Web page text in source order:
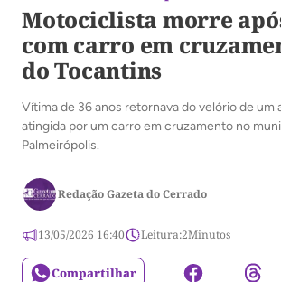
Motociclista morre
com carro em
do Tocantins
Vítima de 36 anos retornava do velório de um
atingida por um carro em cruzamento no
Palmeirópolis.
Redação Gazeta do Cerrado
13/05/2026 16:40 Leitura:2Minutos
Compartilhar